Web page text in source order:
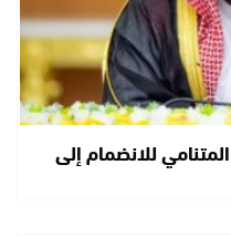
للانضمام إلى